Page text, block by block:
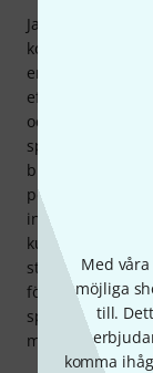
Med
möjliga
till.
komma
Jag köpte det
kontrabas, som
en Thoman-
eftersom jag
och även spela i
spelkomfort. Jag
bra, men det tar
perfekt för mig;
inte detta på
kunskaper och
stallet: träet är
för mina
spela på! Pris-
mycket givande